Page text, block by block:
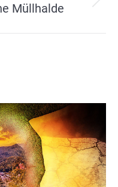
Müllhalde